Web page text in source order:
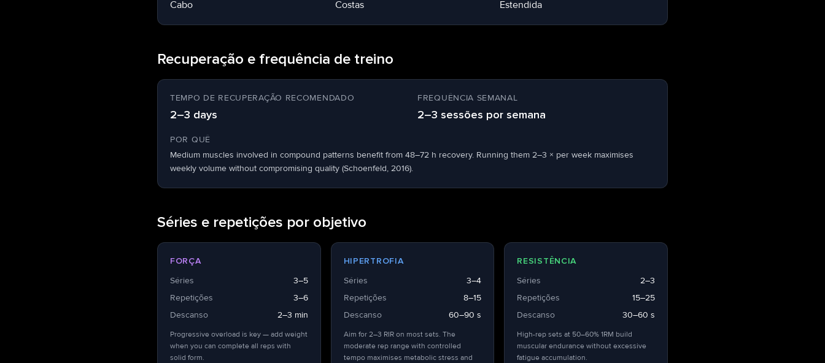
Cabo Costas Estendida
Recuperação e frequência de treino
TEMPO DE RECUPERAÇÃO RECOMENDADO
2–3 days
FREQUÊNCIA SEMANAL
2–3 sessões por semana
POR QUÊ
Medium muscles involved in compound patterns benefit from 48–72 h recovery. Running them 2–3 × per week maximises
weekly volume without compromising quality (Schoenfeld, 2016).
Séries e repetições por objetivo
FORÇA
Séries
3–5
Repetições
3–6
Descanso
2–3 min
Progressive overload is key — add weight
when you can complete all reps with
solid form.
HIPERTROFIA
Séries
3–4
Repetições
8–15
Descanso
60–90 s
Aim for 2–3 RIR on most sets. The
moderate rep range with controlled
tempo maximises metabolic stress and
RESISTÊNCIA
Séries
2–3
Repetições
15–25
Descanso
30–60 s
High-rep sets at 50–60% 1RM build
muscular endurance without excessive
fatigue accumulation.